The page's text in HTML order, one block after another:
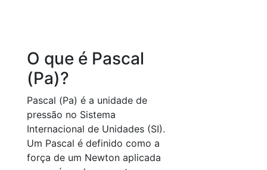
O que é Pascal
(Pa)?
Pascal (Pa) é a unidade de
pressão no Sistema
Internacional de Unidades (SI).
Um Pascal é definido como a
força de um Newton aplicada